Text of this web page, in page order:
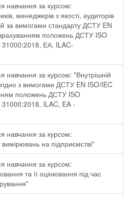
навчання за курсом:
менеджерів з якості, аудиторів
за вимогами стандарту ДСТУ EN
положень ДСТУ ISO
ЕА, ILAC-
навчання за курсом: "Внутрішній
з вимогами ДСТУ EN ISO/IEC
положень ДСТУ ISO
ILAC, EA -
навчання за курсом:
на підприємстві"
навчання за курсом:
та її оцінювання під час